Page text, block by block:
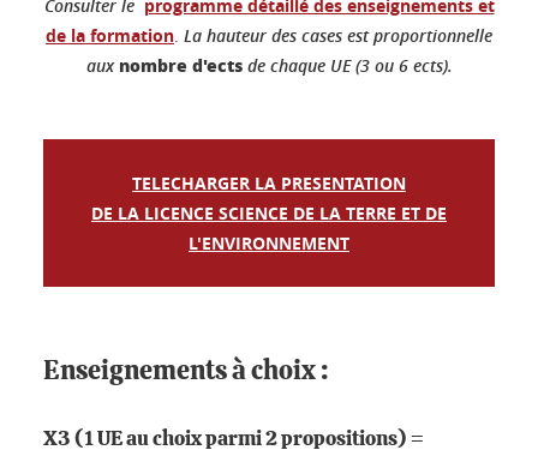
Consulter le programme détaillé des enseignements et
de la formation. La hauteur des cases est proportionnelle
aux nombre d'ectsde chaque UE (3 ou 6 ects).
TELECHARGER LA PRESENTATION
DE LA LICENCE SCIENCE DE LA TERRE ET DE
L'ENVIRONNEMENT
Enseignements à choix :
X3 (1 UE au choix parmi 2 propositions) =